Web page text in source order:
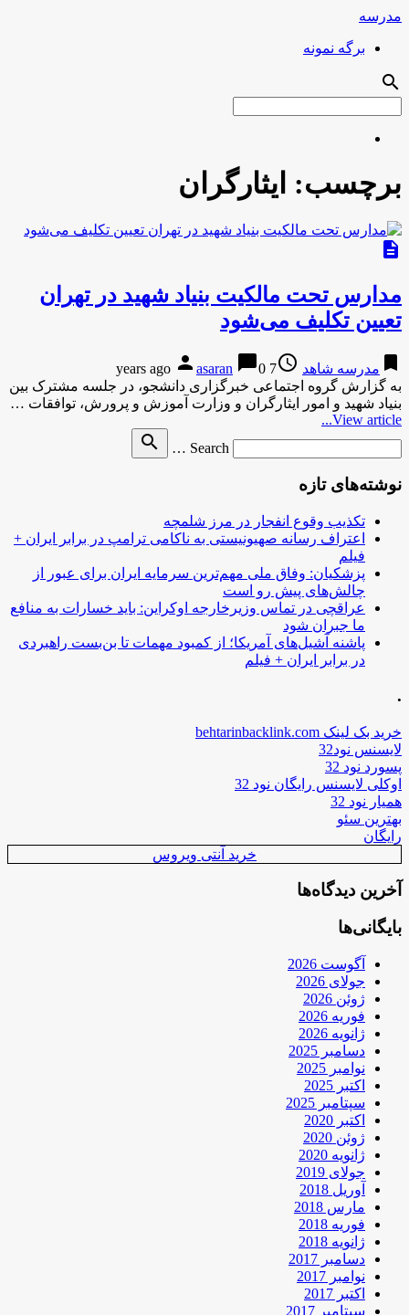
مدرسه
برگه نمونه
search
برچسب: ایثارگران
description
مدارس تحت مالکیت بنیاد شهید در تهران
تعیین تکلیف می‌شود
bookmark مدرسه شاهد access_time
7 years ago
person asaran chat_bubble0
به گزارش گروه اجتماعی خبرگزاری دانشجو، در جلسه مشترک بین
بنیاد شهید و امور ایثارگران و وزارت آموزش و پرورش، توافقات …
View article...
Search …
search
نوشته‌های تازه
تکذیب وقوع انفجار در مرز شلمچه
اعتراف رسانه صهیونیستی به ناکامی ترامپ در برابر ایران +
فیلم
پزشکیان: وفاق ملی مهم‌ترین سرمایه ایران برای عبور از
چالش‌های پیش رو است
عراقچی در تماس وزیرخارجه اوکراین: باید خسارات به منافع
ما جبران شود
پاشنه آشیل‌های آمریکا؛ از کمبود مهمات تا بن‌بست راهبردی
در برابر ایران + فیلم
.
خرید بک لینک behtarinbacklink.com
لایسنس نود32
پسورد نود 32
اوکلی لایسنس رایگان نود 32
همیار نود 32
بهترین سئو
رایگان
خرید آنتی ویروس
آخرین دیدگاه‌ها
بایگانی‌ها
آگوست 2026
جولای 2026
ژوئن 2026
فوریه 2026
ژانویه 2026
دسامبر 2025
نوامبر 2025
اکتبر 2025
سپتامبر 2025
اکتبر 2020
ژوئن 2020
ژانویه 2020
جولای 2019
آوریل 2018
مارس 2018
فوریه 2018
ژانویه 2018
دسامبر 2017
نوامبر 2017
اکتبر 2017
سپتامبر 2017